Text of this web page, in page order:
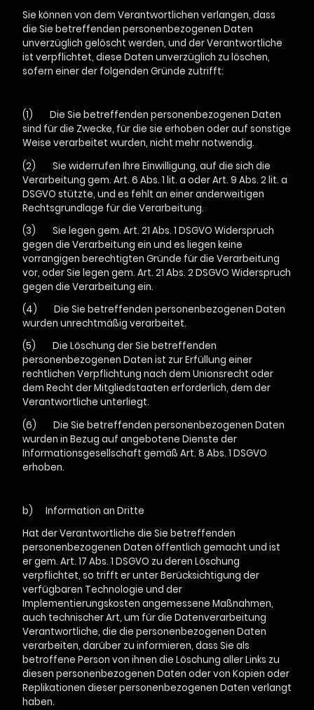
Sie können von dem Verantwortlichen verlangen, dass
die Sie betreffenden personenbezogenen Daten
unverzüglich gelöscht werden, und der Verantwortliche
ist verpflichtet, diese Daten unverzüglich zu löschen,
sofern einer der folgenden Gründe zutrifft:
(1) Die Sie betreffenden personenbezogenen Daten
sind für die Zwecke, für die sie erhoben oder auf sonstige
Weise verarbeitet wurden, nicht mehr notwendig.
(2) Sie widerrufen Ihre Einwilligung, auf die sich die
Verarbeitung gem. Art. 6 Abs. 1 lit. a oder Art. 9 Abs. 2 lit. a
DSGVO stützte, und es fehlt an einer anderweitigen
Rechtsgrundlage für die Verarbeitung.
(3) Sie legen gem. Art. 21 Abs. 1 DSGVO Widerspruch
gegen die Verarbeitung ein und es liegen keine
vorrangigen berechtigten Gründe für die Verarbeitung
vor, oder Sie legen gem. Art. 21 Abs. 2 DSGVO Widerspruch
gegen die Verarbeitung ein.
(4) Die Sie betreffenden personenbezogenen Daten
wurden unrechtmäßig verarbeitet.
(5) Die Löschung der Sie betreffenden
personenbezogenen Daten ist zur Erfüllung einer
rechtlichen Verpflichtung nach dem Unionsrecht oder
dem Recht der Mitgliedstaaten erforderlich, dem der
Verantwortliche unterliegt.
(6) Die Sie betreffenden personenbezogenen Daten
wurden in Bezug auf angebotene Dienste der
Informationsgesellschaft gemäß Art. 8 Abs. 1 DSGVO
erhoben.
b)
Information an Dritte
Hat der Verantwortliche die Sie betreffenden
personenbezogenen Daten öffentlich gemacht und ist
er gem. Art. 17 Abs. 1 DSGVO zu deren Löschung
verpflichtet, so trifft er unter Berücksichtigung der
verfügbaren Technologie und der
Implementierungskosten angemessene Maßnahmen,
auch technischer Art, um für die Datenverarbeitung
Verantwortliche, die die personenbezogenen Daten
verarbeiten, darüber zu informieren, dass Sie als
betroffene Person von ihnen die Löschung aller Links zu
diesen personenbezogenen Daten oder von Kopien oder
Replikationen dieser personenbezogenen Daten verlangt
haben.